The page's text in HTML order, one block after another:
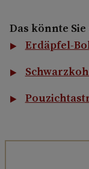
Das könnte
Erdäpfel-